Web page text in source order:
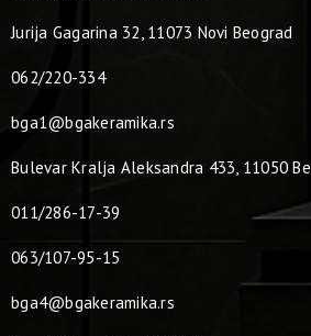
Jurija Gagarina 32, 11073 Novi Beograd
062/220-334
bga1@bgakeramika.rs
Bulevar Kralja Aleksandra 433, 11050
011/286-17-39
063/107-95-15
bga4@bgakeramika.rs